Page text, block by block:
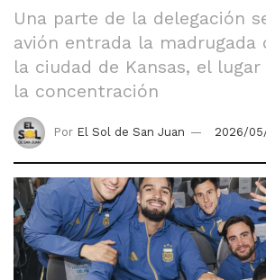
Una parte de la delegación
avión entrada la madrugada
la ciudad de Kansas, el
la concentración
Por El Sol de San Juan 2026/